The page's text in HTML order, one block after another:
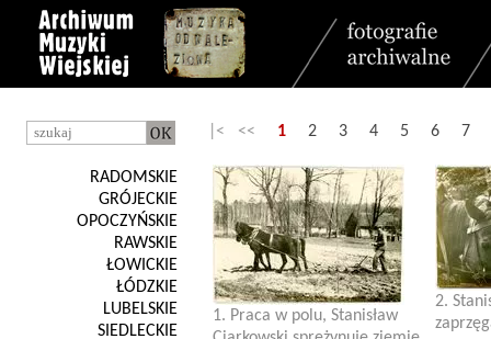
RADOMSKIE
GRÓJECKIE
OPOCZYŃSKIE
RAWSKIE
ŁOWICKIE
ŁÓDZKIE
LUBELSKIE
SIEDLECKIE
|< << 1 2 3 4 5 6 7
1. Praca w polu, Stanisław
2.